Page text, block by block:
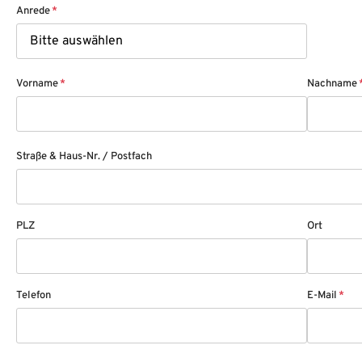
Anrede*
Vorname* Nachname
Straße & Haus-Nr. / Postfach
PLZ Ort
Telefon E-Mail *